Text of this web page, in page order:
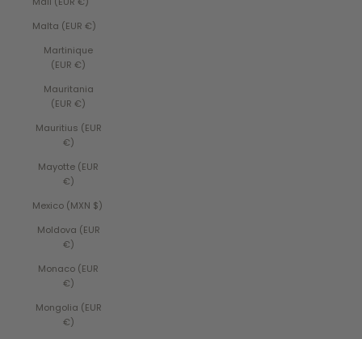
Malta (EUR €)
Martinique
(EUR €)
Mauritania
(EUR €)
Mauritius (EUR
€)
Mayotte (EUR
€)
Mexico (MXN $)
Moldova (EUR
€)
Monaco (EUR
€)
Mongolia (EUR
€)